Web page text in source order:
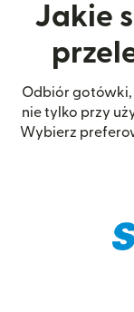
Jakie
Odbiór gotówki,
nie tylko przy
Wybierz